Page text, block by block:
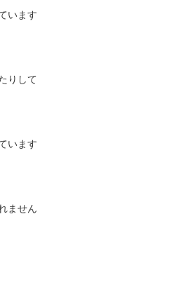
います
りして
います
ません